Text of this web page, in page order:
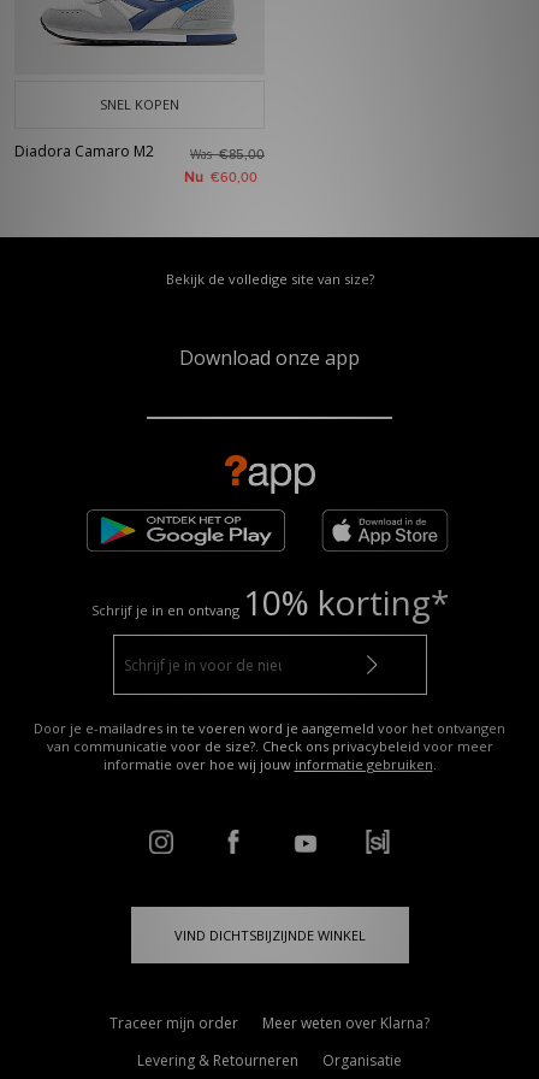
SNEL KOPEN
Diadora Camaro M2 Was€85,00
Nu €60,00
Bekijk de volledige site van size?
Download onze app
Schrijf je in en ontvang 10% korting*
Door je e-mailadres in te voeren word je aangemeld voor het ontvangen
van communicatie voor de size?. Check ons privacybeleid voor meer
informatie over hoe wij jouw informatie gebruiken.
VIND DICHTSBIJZIJNDE WINKEL
Traceer mijn order
Meer weten over Klarna?
Levering & Retourneren
Organisatie